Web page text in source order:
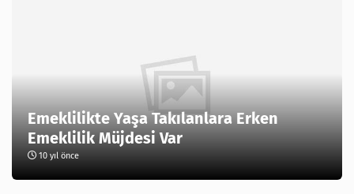
Emeklilikte Yaşa Takılanlara Erken
Emeklilik Müjdesi Var
10 yıl önce